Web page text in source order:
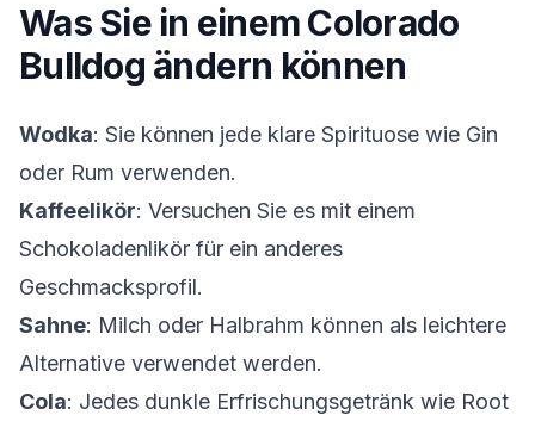
Was Sie in einemColorado
Bulldog ändern können
Wodka: Sie können jede klare Spirituose wie Gin
oder Rum verwenden.
Kaffeelikör: Versuchen Sie es mit einem
Schokoladenlikör für ein anderes
Geschmacksprofil.
Sahne: Milch oder Halbrahm können als leichtere
Alternative verwendet werden.
Cola: Jedes dunkle Erfrischungsgetränk wie Root